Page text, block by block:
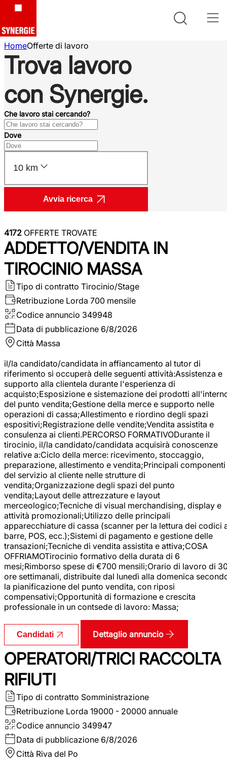
HomeOfferte di lavoro
Trova lavoro
con Synergie.
Che lavoro stai cercando?
Dove
10 km
Avvia ricerca
4172 OFFERTE TROVATE
ADDETTO/VENDITA IN
TIROCINIO MASSA
Tipo di contratto Tirocinio/Stage
Retribuzione Lorda 700 mensile
Codice annuncio 349948
Data di pubblicazione 6/8/2026
Città Massa
il/la candidato/candidata in affiancamento al tutor di
riferimento si occuperà delle seguenti attività:Assistenza e
supporto alla clientela durante l'esperienza di
acquisto;Esposizione e sistemazione dei prodotti
del punto vendita;Gestione della merce e supporto nelle
operazioni di cassa;Allestimento e riordino degli spazi
espositivi;Registrazione delle vendite;Vendita assistita e
consulenza ai clienti.PERCORSO FORMATIVODurante il
tirocinio, il/la candidato/candidata acquisirà conoscenze
relative a:Ciclo della merce: ricevimento, stoccaggio,
preparazione, allestimento e vendita;Principali componenti
del servizio al cliente nelle strutture di
vendita;Organizzazione degli spazi del punto
vendita;Layout delle attrezzature e layout
merceologico;Tecniche di visual merchandising, display e
attività promozionali;Utilizzo delle principali
apparecchiature di cassa (scanner per la lettura dei codici
barre, POS, ecc.);Sistemi di pagamento e gestione delle
transazioni;Tecniche di vendita assistita e attiva;COSA
OFFRIAMOTirocinio formativo della durata di 6
mesi;Rimborso spese di €700 mensili;Orario di lavoro di
ore settimanali, distribuite dal lunedì alla domenica
la pianificazione del punto vendita, con riposi
compensativi;Opportunità di formazione e crescita
professionale in un contsede di lavoro: Massa;
Candidati Dettaglio annuncio
OPERATORI/TRICI RACCOLTA
RIFIUTI
Tipo di contratto Somministrazione
Retribuzione Lorda 19000 - 20000 annuale
Codice annuncio 349947
Data di pubblicazione 6/8/2026
Città Riva del Po